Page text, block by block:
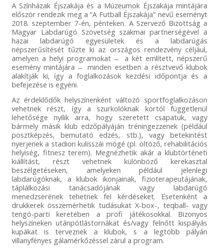
A Színházak Éjszakája és a Múzeumok Éjszakája mintájára
először rendezik meg a “A Futball Éjszakája” nevű eseményt
2018. szeptember 7-én, pénteken. A Szervező Bizottság a
Magyar Labdarúgó Szövetség szakmai partnerségével a
hazai labdarúgó egyesületek és a labdarúgás
népszerűsítését tűzte ki az országos rendezvény céljául,
amelyen a helyi programokat ̶ a két említett, népszerű
esemény mintájára ̶ minden esetben a résztvevő klubok
alakítják ki, így a foglalkozások kezdési időpontja és a
befejezése is egyéni.
Az érdeklődők helyszínenként változó sportfoglalkozáson
vehetnek részt, így a szurkolóknak kortól függetlenül
lehetősége nyílik arra, hogy szeretett csapatuk, vagy
bármely másik klub edzőpályáján tréningezzenek (például
posztképzés, bemutató edzés, stb.), vagy betekintést
nyerjenek a stadion kulisszái mögé (pl. öltöző, rehabilitációs
helyiség, fitnesz terem). Megnézhetik akár a klubtörténeti
kiállítást, részt vehetnek különböző kerekasztal
beszélgetéseken, amelyeken például jelenlegi
labdarúgóknak, a klubok ikonjainak, fizioterapeutájának,
táplálkozási tanácsadójának vagy labdarúgó
menedzserének tehetnek fel kérdéseket. Esetenként a
drukkerek összemérhetik tudásukat X-box-, teqball- vagy
tengó-parti keretében a profi játékosokkal. Bizonyos
helyszíneken utánpótlástornákat és/vagy felnőtt kispályás
kupákat is terveznek a klubok, s a legtöbb pályán
villanyfényes gálamérkőzéssel zárul a program.